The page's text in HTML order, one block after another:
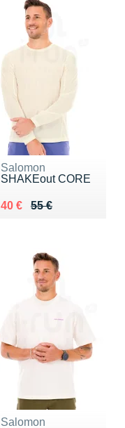
Salomon
SHAKEout CORE
55 €
Au lieu de 55 €
40 €
Vendu 40 €
Salomon